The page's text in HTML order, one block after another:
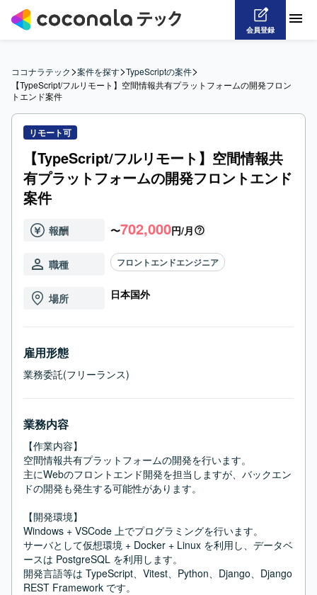
会員登録
ココナラテック>案件を探す>TypeScriptの案件>
【TypeScript/フルリモート】空間情報共有プラットフォームの開発フロン
トエンド案件
リモート可
【TypeScript/フルリモート】空間情報共
有プラットフォームの開発フロントエンド
案件
報酬 〜702,000円/月
職種 フロントエンドエンジニア
場所 日本国外
雇用形態
業務委託(フリーランス)
業務内容
【作業内容】
空間情報共有プラットフォームの開発を行います。
主にWebのフロントエンド開発を担当しますが、バックエン
ドの開発も発生する可能性があります。
【開発環境】
Windows + VSCode 上でプログラミングを行います。
サーバとして仮想環境 + Docker + Linux を利用し、データベ
ースは PostgreSQL を利用します。
開発言語等は TypeScript、Vitest、Python、Django、Django
REST Framework です。